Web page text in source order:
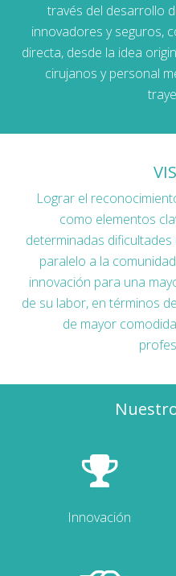
través del desarrollo
innovadores y seguros,
directa, desde la idea
cirujanos y personal
Lograr el
como elementos
determinadas
paralelo a la
innovación para una
de su labor, en términos
de mayor
Innovación